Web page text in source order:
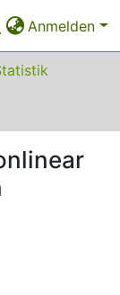
Anmelden